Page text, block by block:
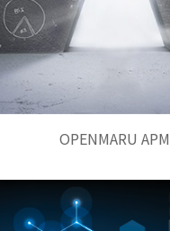
OPENMARU APM